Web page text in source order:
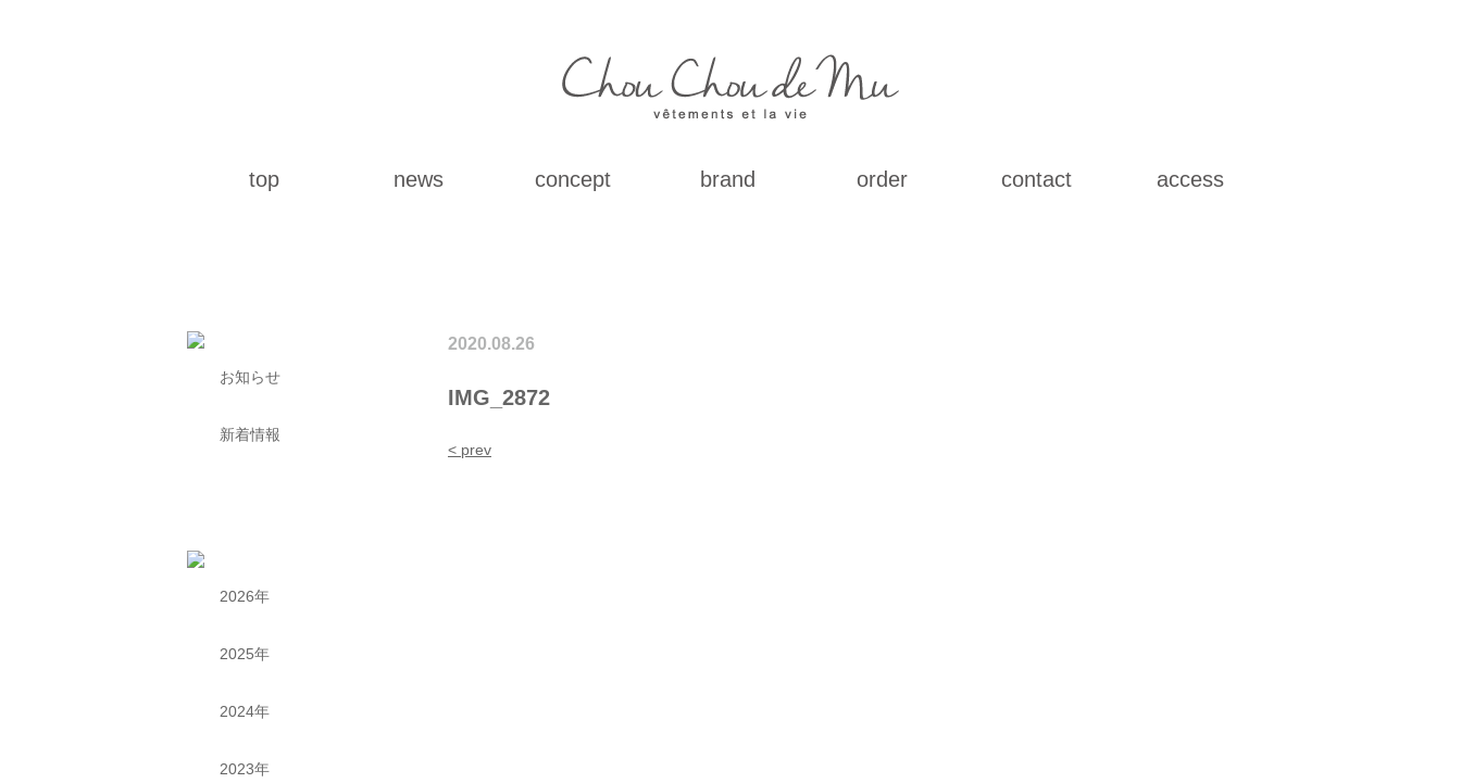
top news concept brand order contact access
2020.08.26
IMG_2872
< prev
お知らせ
新着情報
2026年
2025年
2024年
2023年